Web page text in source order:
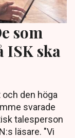
som
ISK ska
den höga
svarade
talesperson
läsare. "Vi